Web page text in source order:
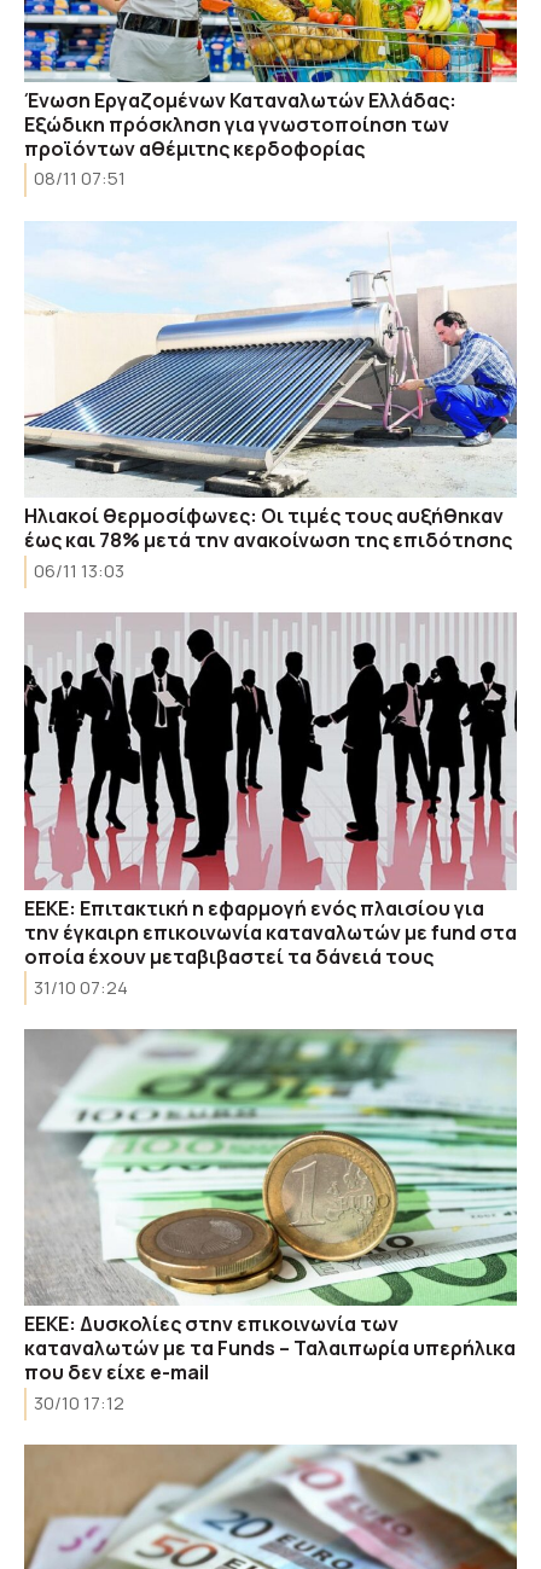
Ένωση Εργαζομένων Καταναλωτών Ελλάδας:
Εξώδικη πρόσκληση για γνωστοποίηση των
προϊόντων αθέμιτης κερδοφορίας
08/11 07:51
Ηλιακοί θερμοσίφωνες: Οι τιμές τους αυξήθηκαν
έως και 78% μετά την ανακοίνωση της επιδότησης
06/11 13:03
ΕΕΚΕ: Επιτακτική η εφαρμογή ενός πλαισίου για
την έγκαιρη επικοινωνία καταναλωτών με fund στα
οποία έχουν μεταβιβαστεί τα δάνειά τους
31/10 07:24
ΕΕΚΕ: Δυσκολίες στην επικοινωνία των
καταναλωτών με τα Funds – Ταλαιπωρία υπερήλικα
που δεν είχε e-mail
30/10 17:12